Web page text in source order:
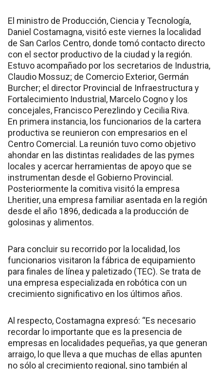
El ministro de Producción, Ciencia y Tecnología,
Daniel Costamagna, visitó este viernes la localidad
de San Carlos Centro, donde tomó contacto directo
con el sector productivo de la ciudad y la región.
Estuvo acompañado por los secretarios de Industria,
Claudio Mossuz; de Comercio Exterior, Germán
Burcher; el director Provincial de Infraestructura y
Fortalecimiento Industrial, Marcelo Cogno y los
concejales, Francisco Perezlindo y Cecilia Riva.
En primera instancia, los funcionarios de la cartera
productiva se reunieron con empresarios en el
Centro Comercial. La reunión tuvo como objetivo
ahondar en las distintas realidades de las pymes
locales y acercar herramientas de apoyo que se
instrumentan desde el Gobierno Provincial.
Posteriormente la comitiva visitó la empresa
Lheritier, una empresa familiar asentada en la región
desde el año 1896, dedicada a la producción de
golosinas y alimentos.
Para concluir su recorrido por la localidad, los
funcionarios visitaron la fábrica de equipamiento
para finales de línea y paletizado (TEC). Se trata de
una empresa especializada en robótica con un
crecimiento significativo en los últimos años.
Al respecto, Costamagna expresó: “Es necesario
recordar lo importante que es la presencia de
empresas en localidades pequeñas, ya que generan
arraigo, lo que lleva a que muchas de ellas apunten
no sólo al crecimiento regional, sino también al